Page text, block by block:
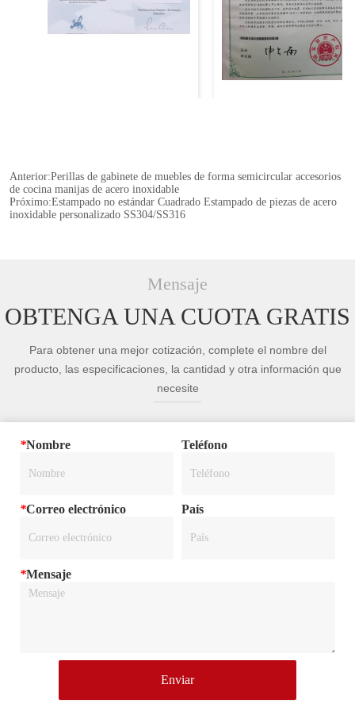
Anterior:Perillas de gabinete de muebles de forma semicircular accesorios
de cocina manijas de acero inoxidable
Próximo:Estampado no estándar Cuadrado Estampado de piezas de acero
inoxidable personalizado SS304/SS316
Mensaje
OBTENGA UNA CUOTA GRATIS
Para obtener una mejor cotización, complete el nombre del
producto, las especificaciones, la cantidad y otra información que
necesite
*Nombre Teléfono
*Correo electrónico País
*Mensaje
Enviar